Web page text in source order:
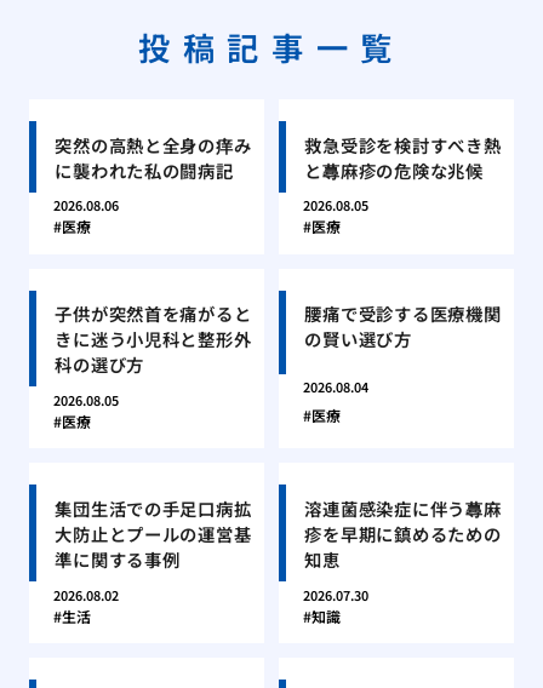
体
投稿記事一覧
突然の高熱と全身の痒み
に襲われた私の闘病記
2026.08.06
医療
救急受診を検討すべき熱
と蕁麻疹の危険な兆候
2026.08.05
医療
子供が突然首を痛がると
きに迷う小児科と整形外
科の選び方
2026.08.05
医療
腰痛で受診する医療機関
の賢い選び方
2026.08.04
医療
集団生活での手足口病拡
大防止とプールの運営基
準に関する事例
2026.08.02
生活
溶連菌感染症に伴う蕁麻
疹を早期に鎮めるための
知恵
2026.07.30
知識